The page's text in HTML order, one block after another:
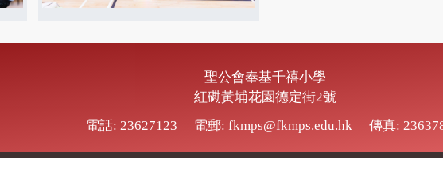
聖公會奉基千禧小學
紅磡黃埔花園德定街2號
電話: 23627123
電郵: fkmps@fkmps.edu.hk 傳真: